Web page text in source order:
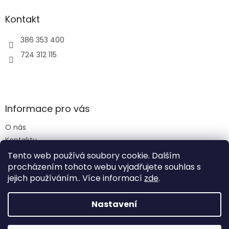
Tento web používá soubory cookie. Dalším
procházením tohoto webu vyjadřujete souhlas s
jejich používáním.. Více informací zde.
Nastavení
Kontakt
386 353 400
724 312 115
Informace pro vás
O nás
Kontakty
Obchodní podmínky
Podmínky ochrany osobních údajů
Vytvořil Shoptet